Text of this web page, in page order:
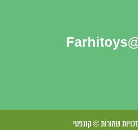
שמורות © קונפטי